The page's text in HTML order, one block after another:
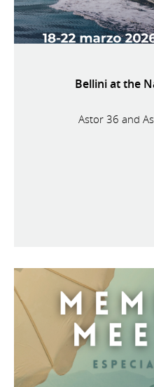
Bellini at the
Astor 36 and